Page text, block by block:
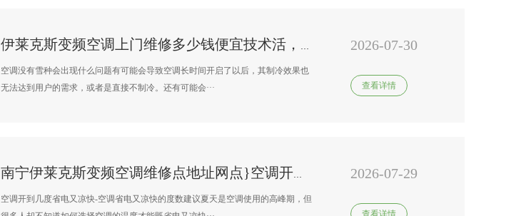
伊莱克斯变频空调上门维修多少钱便宜技术活，空调没有雪种会出现什么问题
空调没有雪种会出现什么问题有可能会导致空调长时间开启了以后，其制冷效果也
无法达到用户的需求，或者是直接不制冷。还有可能会···
2026-07-30
查看详情
南宁伊莱克斯变频空调维修点地址网点}空调开到几度省电又凉快-空调省电又凉快的度数建议
空调开到几度省电又凉快-空调省电又凉快的度数建议夏天是空调使用的高峰期，但
2026-07-29
查看详情